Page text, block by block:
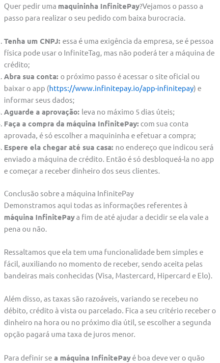
Quer pedir uma maquininha InfinitePay?Vejamos o passo a
passo para realizar o seu pedido com baixa burocracia.
Tenha um CNPJ: essa é uma exigência da empresa, se é pessoa
física pode usar o InfiniteTag, mas não poderá ter a máquina de
crédito;
Abra sua conta: o próximo passo é acessar o site oficial ou
baixar o app (https://www.infinitepay.io/app-infinitepay) e
informar seus dados;
Aguarde a aprovação: leva no máximo 5 dias úteis;
Faça a compra da máquina InfinitePay:com sua conta
aprovada, é só escolher a maquininha e efetuar a compra;
Espere ela chegar até sua casa: no endereço que indicou será
enviado a máquina de crédito. Então é só desbloqueá-la no app
e começar a receber dinheiro dos seus clientes.
Conclusão sobre a máquina InfinitePay
Demonstramos aqui todas as informações referentes à
máquina InfinitePaya fim de até ajudar a decidir se ela vale a
pena ou não.
Ressaltamos que ela tem uma funcionalidade bem simples e
fácil, auxiliando no momento de receber, sendo aceita pelas
bandeiras mais conhecidas (Visa, Mastercard, Hipercard e Elo).
Além disso, as taxas são razoáveis, variando se recebeu no
débito, crédito à vista ou parcelado. Fica a seu critério receber o
dinheiro na hora ou no próximo dia útil, se escolher a segunda
opção pagará uma taxa de juros menor.
Para definir sea máquina InfinitePayé boa deve ver o quão